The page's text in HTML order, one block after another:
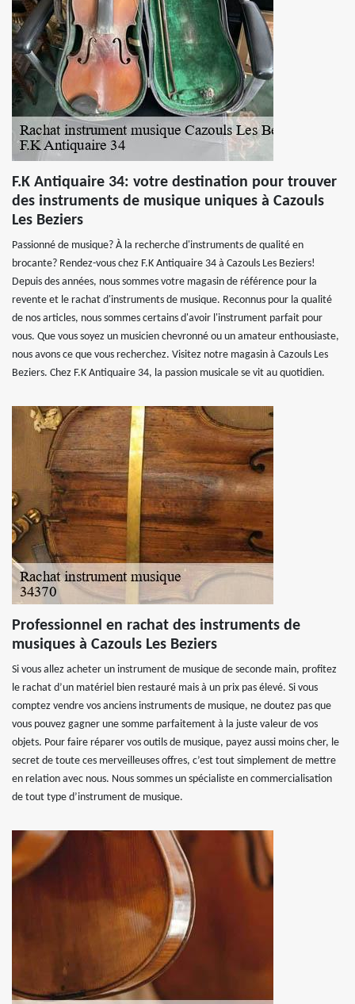
F.K Antiquaire 34: votre destination pour trouver
des instruments de musique uniques à Cazouls
Les Beziers
Passionné de musique? À la recherche d'instruments de qualité en
brocante? Rendez-vous chez F.K Antiquaire 34 à Cazouls Les Beziers!
Depuis des années, nous sommes votre magasin de référence pour la
revente et le rachat d'instruments de musique. Reconnus pour la qualité
de nos articles, nous sommes certains d'avoir l'instrument parfait pour
vous. Que vous soyez un musicien chevronné ou un amateur enthousiaste,
nous avons ce que vous recherchez. Visitez notre magasin à Cazouls Les
Beziers. Chez F.K Antiquaire 34, la passion musicale se vit au quotidien.
Professionnel en rachat des instruments de
musiques à Cazouls Les Beziers
Si vous allez acheter un instrument de musique de seconde main, profitez
le rachat d’un matériel bien restauré mais à un prix pas élevé. Si vous
comptez vendre vos anciens instruments de musique, ne doutez pas que
vous pouvez gagner une somme parfaitement à la juste valeur de vos
objets. Pour faire réparer vos outils de musique, payez aussi moins cher, le
secret de toute ces merveilleuses offres, c’est tout simplement de mettre
en relation avec nous. Nous sommes un spécialiste en commercialisation
de tout type d’instrument de musique.